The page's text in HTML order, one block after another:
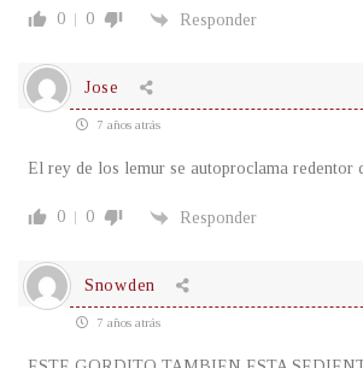
0 0 Responder
Jose
7 años atrás
El rey de los lemur se autoproclama redentor
0 0 Responder
Snowden
7 años atrás